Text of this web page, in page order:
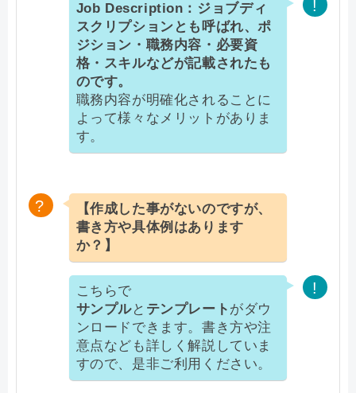
Job Description：ジョブディ
スクリプションとも呼ばれ、ポ
ジション・職務内容・必要資
格・スキルなどが記載されたも
のです。
職務内容が明確化されることに
よって様々なメリットがありま
す。
【作成した事がないのですが、
書き方や具体例はあります
か？】
こちらで
サンプルと テンプレート がダウ
ンロードできます。書き方や注
意点なども詳しく解説していま
すので、是非ご利用ください。